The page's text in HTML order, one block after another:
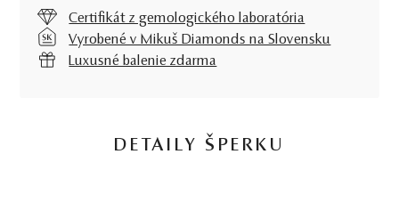
Certifikát z gemologického laboratória
Vyrobené v Mikuš Diamonds na Slovensku
Luxusné balenie zdarma
DETAILY ŠPERKU